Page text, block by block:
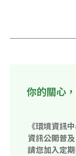
你的關心
《環境資訊
資訊公開普
請您加入定